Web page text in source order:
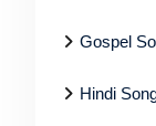
Gospel
Hindi